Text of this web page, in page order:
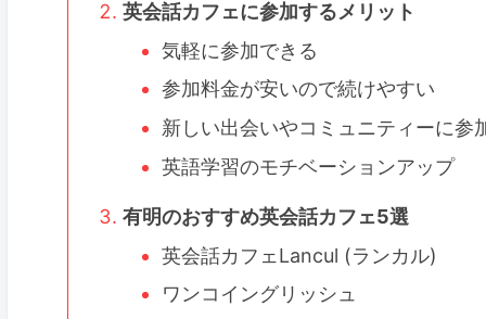
英会話カフェに参加するメリット
気軽に参加できる
参加料金が安いので続けやすい
新しい出会いやコミュニティーに参
英語学習のモチベーションアップ
有明のおすすめ英会話カフェ5選
英会話カフェLancul (ランカル)
ワンコイングリッシュ